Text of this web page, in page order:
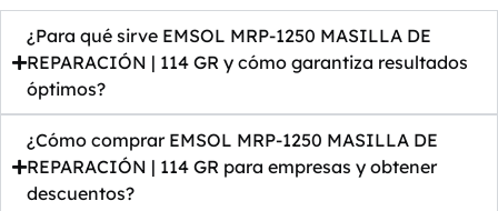
¿Para qué sirve EMSOL MRP-1250 MASILLA DE
REPARACIÓN | 114 GR y cómo garantiza resultados
óptimos?
¿Cómo comprar EMSOL MRP-1250 MASILLA DE
REPARACIÓN | 114 GR para empresas y obtener
descuentos?